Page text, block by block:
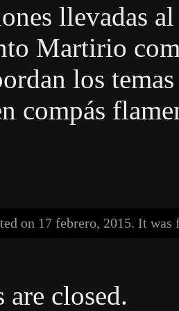
llevadas
Martirio
los
compás
on 17 febrero, 2015. It
are closed.